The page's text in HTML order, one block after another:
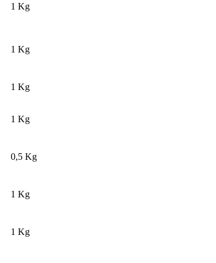
1 Kg
1 Kg
1 Kg
1 Kg
0,5 Kg
1 Kg
1 Kg